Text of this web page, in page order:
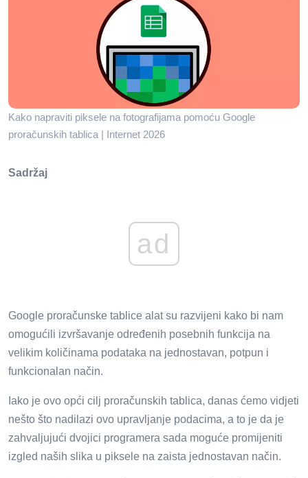
Kako napraviti piksele na fotografijama pomoću Google
proračunskih tablica | Internet 2026
Sadržaj
ad
Google proračunske tablice alat su razvijeni kako bi nam
omogućili izvršavanje određenih posebnih funkcija na
velikim količinama podataka na jednostavan, potpun i
funkcionalan način.
Iako je ovo opći cilj proračunskih tablica, danas ćemo vidjeti
nešto što nadilazi ovo upravljanje podacima, a to je da je
zahvaljujući dvojici programera sada moguće promijeniti
izgled naših slika u piksele na zaista jednostavan način.